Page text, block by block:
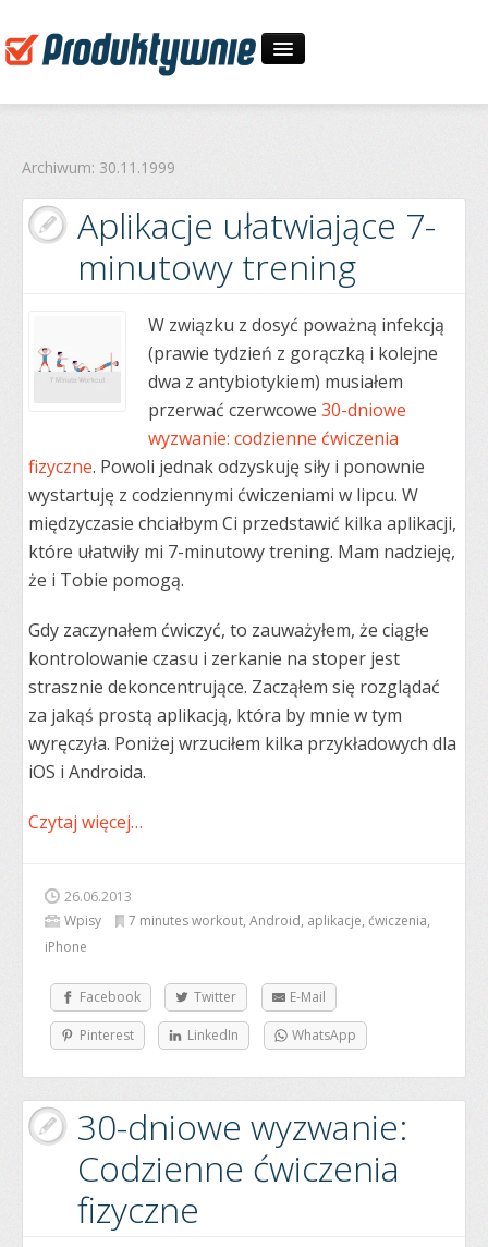
30-dniowe wyzwania
O mnie
Zapytaj
Archiwum: 30.11.1999
Aplikacje ułatwiające 7-
minutowy trening
W związku z dosyć poważną infekcją
(prawie tydzień z gorączką i kolejne
dwa z antybiotykiem) musiałem
przerwać czerwcowe 30-dniowe
wyzwanie: codzienne ćwiczenia
fizyczne. Powoli jednak odzyskuję siły i ponownie
wystartuję z codziennymi ćwiczeniami w lipcu. W
międzyczasie chciałbym Ci przedstawić kilka aplikacji,
które ułatwiły mi 7-minutowy trening. Mam nadzieję,
że i Tobie pomogą.
Gdy zaczynałem ćwiczyć, to zauważyłem, że ciągłe
kontrolowanie czasu i zerkanie na stoper jest
strasznie dekoncentrujące. Zacząłem się rozglądać
za jakąś prostą aplikacją, która by mnie w tym
wyręczyła. Poniżej wrzuciłem kilka przykładowych dla
iOS i Androida.
Czytaj więcej…
26.06.2013
Wpisy
7 minutes workout, Android, aplikacje, ćwiczenia,
iPhone
Facebook Twitter E-Mail
Pinterest LinkedIn WhatsApp
30-dniowe wyzwanie:
Codzienne ćwiczenia
fizyczne